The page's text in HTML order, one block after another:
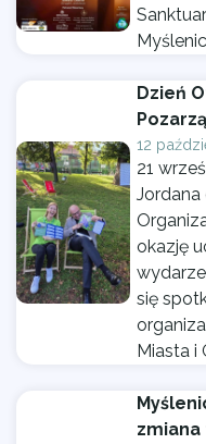
Dzień
12
21
Jordana
okazję
się
Miasta i